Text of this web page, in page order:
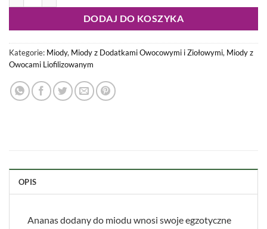
DODAJ DO KOSZYKA
Kategorie: Miody, Miody z Dodatkami Owocowymi i Ziołowymi, Miody z
Owocami Liofilizowanym
OPIS
Ananas dodany do miodu wnosi swoje egzotyczne